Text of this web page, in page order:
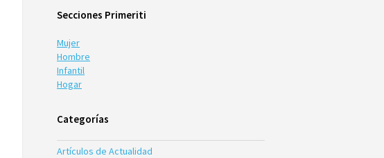
Secciones Primeriti
Mujer
Hombre
Infantil
Hogar
Categorías
Artículos de Actualidad